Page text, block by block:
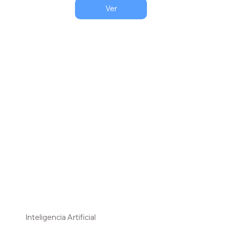
Ver
Inteligencia Artificial